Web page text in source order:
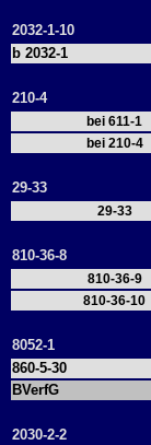
2032-1-10
b 2032-1
210-4
bei 611-1
bei 210-4
29-33
29-33
810-36-8
810-36-9
810-36-10
8052-1
860-5-30
BVerfG
2030-2-2